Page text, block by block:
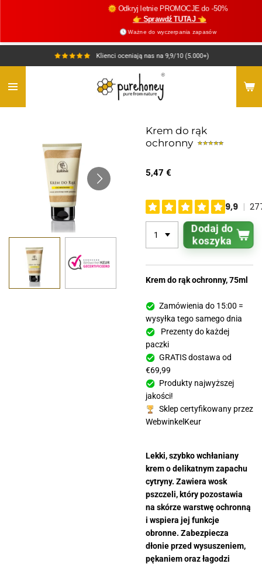
🌞 Odkryj letnie PROMOCJE do -50%
👉 Sprawdź TUTAJ 👈
🕓 Ważne do wyczerpania zapasów
Klienci oceniają nas na 9,9/10 (5.000+)
Krem do rąk
ochronny
5,47 €
Dodaj do
koszyka
Krem do rąk ochronny, 75ml
Zamówienia do 15:00 =
wysyłka tego samego dnia
Prezenty do każdej
paczki
GRATIS dostawa od
€69,99
Produkty najwyższej
jakości!
Sklep certyfikowany przez
WebwinkelKeur
Lekki, szybko wchłaniany
krem o delikatnym zapachu
cytryny. Zawiera wosk
pszczeli, który pozostawia
na skórze warstwę ochronną
i wspiera jej funkcje
obronne. Zabezpiecza
dłonie przed wysuszeniem,
pękaniem oraz łagodzi